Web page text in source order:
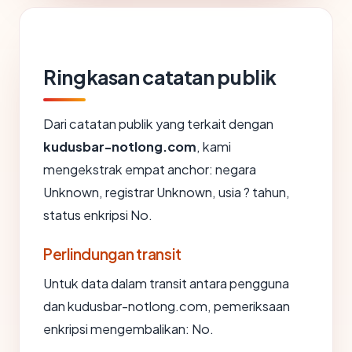
Ringkasan catatan publik
Dari catatan publik yang terkait dengan
kudusbar-notlong.com, kami
mengekstrak empat anchor: negara
Unknown, registrar Unknown, usia ? tahun,
status enkripsi No.
Perlindungan transit
Untuk data dalam transit antara pengguna
dan kudusbar-notlong.com, pemeriksaan
enkripsi mengembalikan: No.